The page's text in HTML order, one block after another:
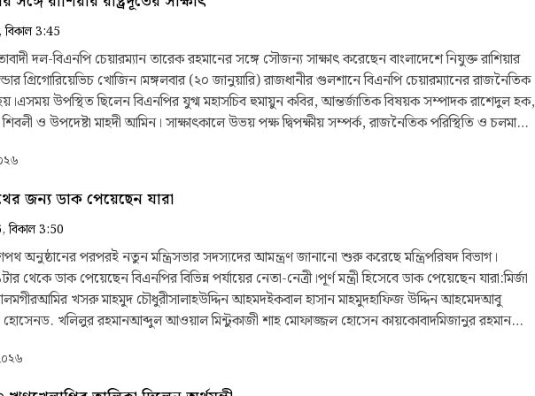
নির্বাচন বাতিল করে রাজনৈতিক বন্দিদের মুক্তি দিয়ে নতুন করে জাতীয় নির্বাচন আহ্বান জানিয়েছে।
বাতিল ও রাজবন্দিদের মুক্তির দাবি এখন আন্তর্জাতিক অঙ্গনেও ধ্বনিত হচ্ছে। রাষ্ট্রের হাজার হাজার
ডামি প্রধান নির্বাচন কমিশনার ঘুমিয়ে থেকে নির্বাচনের নামে যেই সংসদের জন্ম দিয়েছে আগামীতে দেশে
গঠিত হলে প্রতিটি টাকার হিসাব দিতে হবে বলে উল্লেখ করে রিজভী।
3:45
দল-বিএনপি চেয়ারম্যান তারেক রহমানের সঙ্গে সৌজন্য সাক্ষাৎ করেছেন বাংলাদেশে নিযুক্ত রাশিয়ার
গ্রিগোরিয়েভিচ খোজিন।মঙ্গলবার (২০ জানুয়ারি) রাজধানীর গুলশানে বিএনপি চেয়ারম্যানের রাজনৈতিক
হয়।এসময় উপস্থিত ছিলেন বিএনপির যুগ্ম মহাসচিব হুমায়ুন কবির, আন্তর্জাতিক বিষয়ক সম্পাদক রাশেদুল হক,
ও উপদেষ্টা মাহদী আমিন। সাক্ষাৎকালে উভয় পক্ষ দ্বিপক্ষীয় সম্পর্ক, রাজনৈতিক পরিস্থিতি ও চলমান
নবনিযুক্ত মার্কিন রাষ্ট্রদূত ব্রেন্ট ক্রিস্টেনসেন। এ সময় উপস্থিত ছিলেন বিএনপির মহাসচিব মির্জা ফখরুল
কমিটির সদস্য আমির খসরু মাহমুদ চৌধুরী, বিএনপি চেয়ারম্যানের ফরেন অ্যাফেয়ার্স অ্যাডভাইজারি
কবির, উপদেষ্টা কাউন্সিলের সদস্য ড. মাহাদী আমিন এবং প্রেস সচিব সালেহ শিবলী।/টিএ
জন্য ডাক পেয়েছেন যারা
বিকাল 3:50
অনুষ্ঠানের পরপরই নতুন মন্ত্রিসভার সদস্যদের আমন্ত্রণ জানানো শুরু করেছে মন্ত্রিপরিষদ বিভাগ।
থেকে ডাক পেয়েছেন বিএনপির বিভিন্ন পর্যায়ের নেতা-নেত্রী।পূর্ণ মন্ত্রী হিসেবে ডাক পেয়েছেন যারা:মির্জা
খসরু মাহমুদ চৌধুরীসালাহউদ্দিন আহমদইকবাল হাসান মাহমুদহাফিজ উদ্দিন আহমেদআবু
খলিলুর রহমানআব্দুল আওয়াল মিন্টুকাজী শাহ মোফাজ্জল হোসেন কায়কোবাদমিজানুর রহমান
চৌধুরী এ্যানিআসাদুল হাবিব দুলুমো. আসাদুজ্জামানজাকারিয়া তাহেরদীপেন দেওয়ানআ ন ম এহসানুল হক
হোসেনফকির মাহবুব আনামশেখ রবিউল আলম প্রতিমন্ত্রী হিসেবে ডাক পেয়েছেন:এম রশিদুজ্জামান